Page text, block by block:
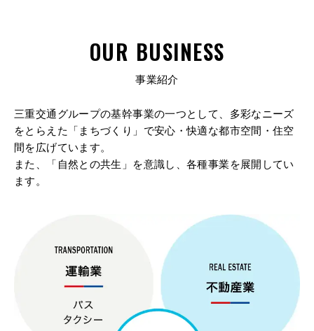
OUR BUSINESS
事業紹介
三重交通グループの基幹事業の一つとして、多彩なニーズ
をとらえた「まちづくり」で安心・快適な都市空間・住空
間を広げています。
また、「自然との共生」を意識し、各種事業を展開してい
ます。